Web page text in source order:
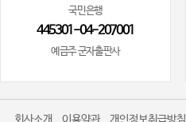
국민은행
445301-04-207001
예금주 군자출판사